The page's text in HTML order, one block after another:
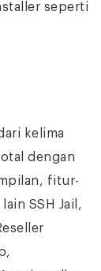
seperti
kelima
dengan
fitur-
SSH Jail,